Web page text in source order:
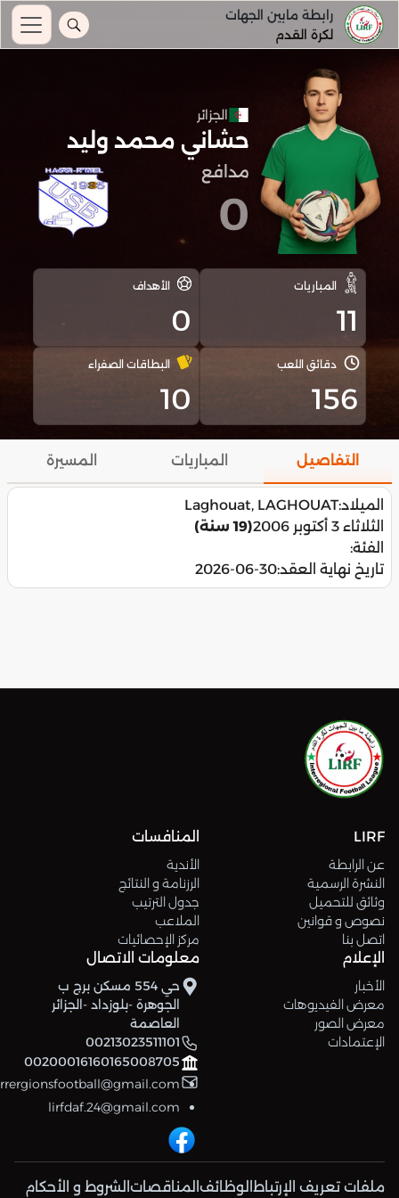
رابطة مابين الجهات
لكرة القدم
الجزائر
حشاني محمد وليد
مدافع
0
المباريات
11
الأهداف
0
دقائق اللعب
156
البطاقات الصفراء
10
التفاصيل المباريات المسيرة
الميلاد:Laghouat, LAGHOUAT
الثلاثاء 3 أكتوبر 2006
(19 سنة)
الفئة:
تاريخ نهاية العقد:2026-06-30
LIRF
عن الرابطة
النشرة الرسمية
وثائق للتحميل
نصوص و قوانين
اتصل بنا
المنافسات
الأندية
الرزنامة و النتائج
جدول الترتيب
الملاعب
مركز الإحصائيات
الإعلام
الأخبار
معرض الفيديوهات
معرض الصور
الإعتمادات
معلومات الاتصال
حي 554 مسكن برج ب
الجوهرة -بلوزداد -الجزائر
العاصمة
00213023511101
00200016160165008705
lirfdaf.24@gmail.com
ملفات تعريف الإرتباط الوظائف المناقصات الشروط و الأحكام